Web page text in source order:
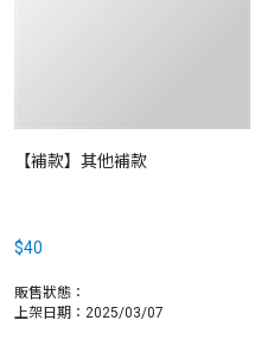
【補款】其他補款
$40
販售狀態：
上架日期：2025/03/07